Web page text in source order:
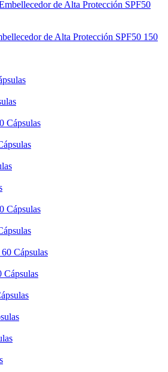
de Alta Protección SPF50 150